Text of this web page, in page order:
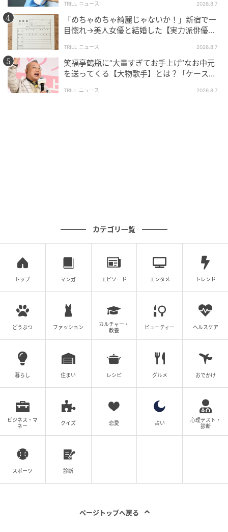
TRILL ニュース 2026.8.7
「めちゃめちゃ綺麗じゃないか！」新宿で一
目惚れ→美人女優と結婚した【実力派俳優】
TRILL ニュース 2026.8.7
笑福亭鶴瓶に“大量すぎてお手上げ”なお中元
を送ってくる【大物歌手】とは？「ケースに
TRILL ニュース 2026.8.7
カテゴリ一覧
トップ マンガ エピソード エンタメ トレンド
どうぶつ ファッション
カルチャー・
教養
ビューティー ヘルスケア
暮らし 住まい レシピ グルメ おでかけ
ビジネス・マ
ネー
クイズ 恋愛 占い
心理テスト・
診断
スポーツ 診断
ページトップへ戻る